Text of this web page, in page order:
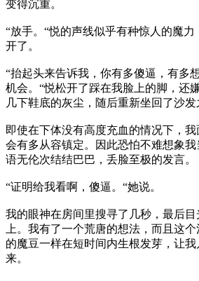
变得沉重。
“放手。“悦的声线似乎有种惊人的魔
开了。
“抬起头来告诉我，你有多傻逼，有多
机会。“悦松开了踩在我脸上的脚，还
几下鞋底的灰尘，随后重新坐回了沙发
即使在下体没有高度充血的情况下，
会有多从容镇定。因此恐怕不难想象
语无伦次结结巴巴，丢脸至极的发言。
“证明给我看啊，傻逼。“她说。
我的眼神在房间里搜寻了几秒，最后
上。我有了一个荒唐的想法，而且这
的魔豆一样在短时间内生根发芽，让
来。